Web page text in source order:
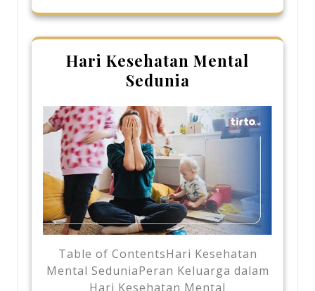
Hari Kesehatan Mental
Sedunia
Table of ContentsHari Kesehatan
Mental SeduniaPeran Keluarga dalam
Hari Kesehatan Mental